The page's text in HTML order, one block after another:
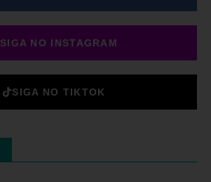
SIGA NO INSTAGRAM
SIGA NO TIKTOK